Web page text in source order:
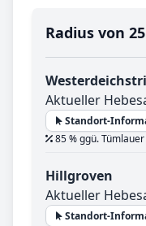
Radius von
Aktueller
Standort-
85 % ggü.
Hillgroven
Aktueller
Standort-